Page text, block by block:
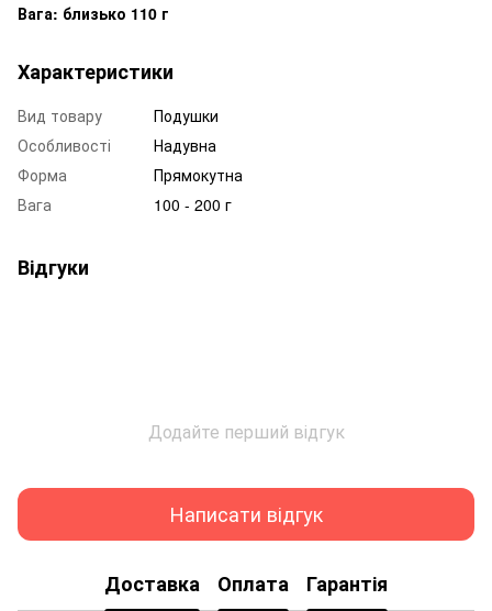
Вага: близько 110 г
Характеристики
Вид товару
Подушки
Особливості
Надувна
Форма
Прямокутна
Вага
100 - 200 г
Відгуки
Додайте перший відгук
Написати відгук
Доставка Оплата Гарантія